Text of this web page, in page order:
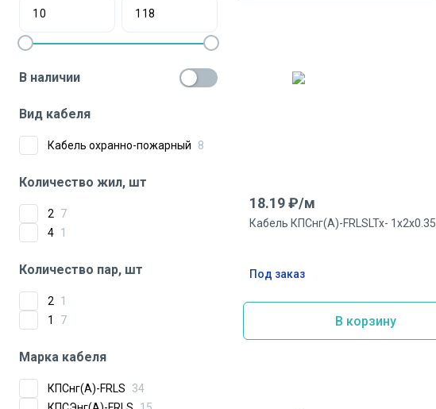
В наличии
Вид кабеля
Кабель охранно-пожарный 8
Количество жил, шт
2
7
4 1
Количество пар, шт
2
1
1
7
Марка кабеля
КПСнг(А)-FRLS
34
18.19₽/м
Кабель КПСнг(А)-FRLSLTx- 1х2х0.35
Под заказ
В корзину